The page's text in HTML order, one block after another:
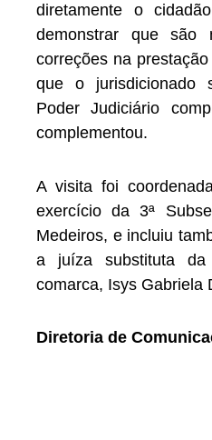
diretamente o
demonstrar que são
correções na
que o jurisdicionado
Poder Judiciário
complementou.
A visita foi
exercício da 3ª
Medeiros, e incluiu
a juíza substituta
comarca, Isys Gabriela
Diretoria de